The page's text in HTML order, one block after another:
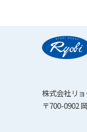
株式会社リ
〒700-0902